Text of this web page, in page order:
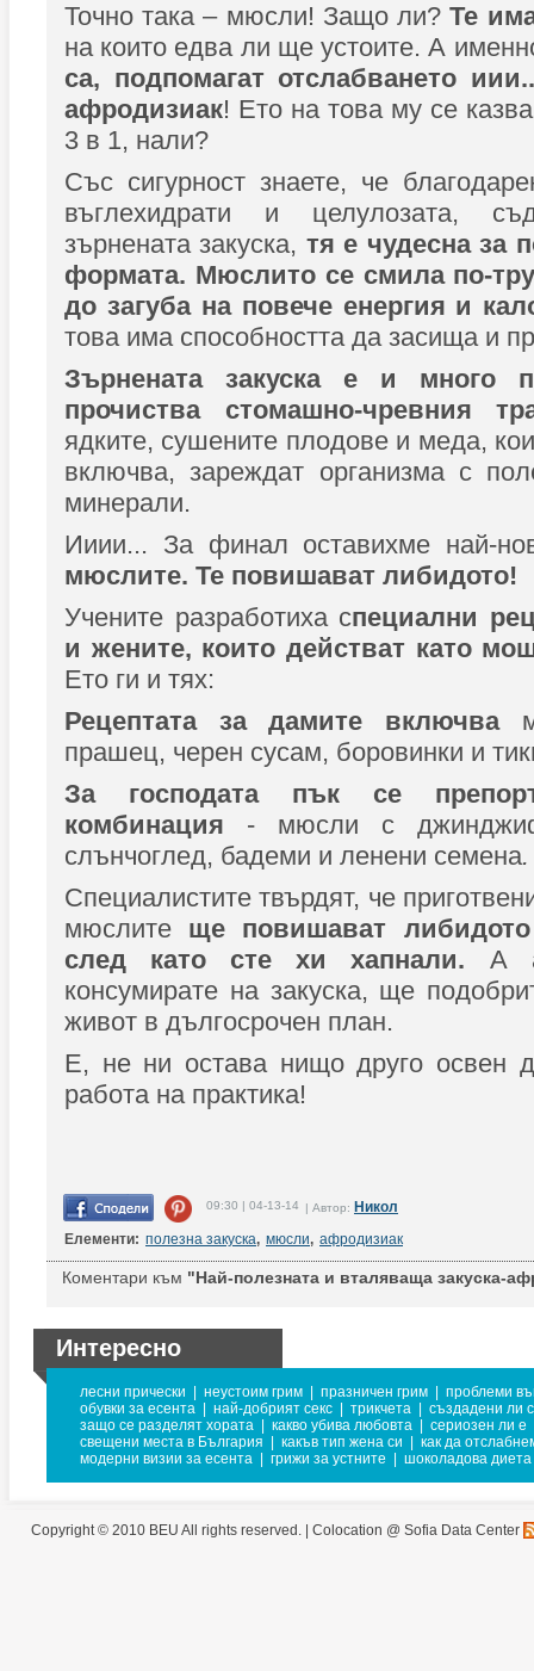
Точно така – мюсли! Защо ли? Те
на които едва ли ще устоите. А
са, подпомагат отслабването
афродизиак! Ето на това му се
3 в 1, нали?
Със сигурност знаете, че
въглехидрати и целулозата,
зърнената закуска, тя е чудесна за
формата. Мюслито се смила по-
до загуба на повече енергия и
това има способността да засища и
Зърнената закуска е и много
прочиства стомашно-чревния
ядките, сушените плодове и меда,
включва, зареждат организма с
минерали.
Ииии... За финал оставихме най-
мюслите. Те повишават либидото!
Учените разработиха специални
и жените, които действат като
Ето ги и тях:
Рецептата за дамите включва
прашец, черен сусам, боровинки и
За господата пък се
комбинация -
мюсли с
слънчоглед, бадеми и ленени семена.
Специалистите твърдят, че
мюслите ще повишават
след като сте хи хапнали. А
консумирате на закуска, ще
живот в дългосрочен план.
Е, не ни остава нищо друго освен
работа на практика!
09:30 | 04-13-14 | Автор: Никол
Елементи: полезна закуска, мюсли, афродизиак
Коментари към "Най-полезната и вталяваща закуска-
Интересно
лесни прически неустоим грим празничен грим
проблеми
обувки за есента
най-добрият секс трикчета
създадени ли
защо се разделят хората
какво убива любовта
сериозен ли е
свещени места в България
какъв тип жена си
как да
модерни визии за есента
грижи за устните шоколадова диета
Copyright © 2010 BEU All rights reserved. | Colocation @ Sofia Data Center